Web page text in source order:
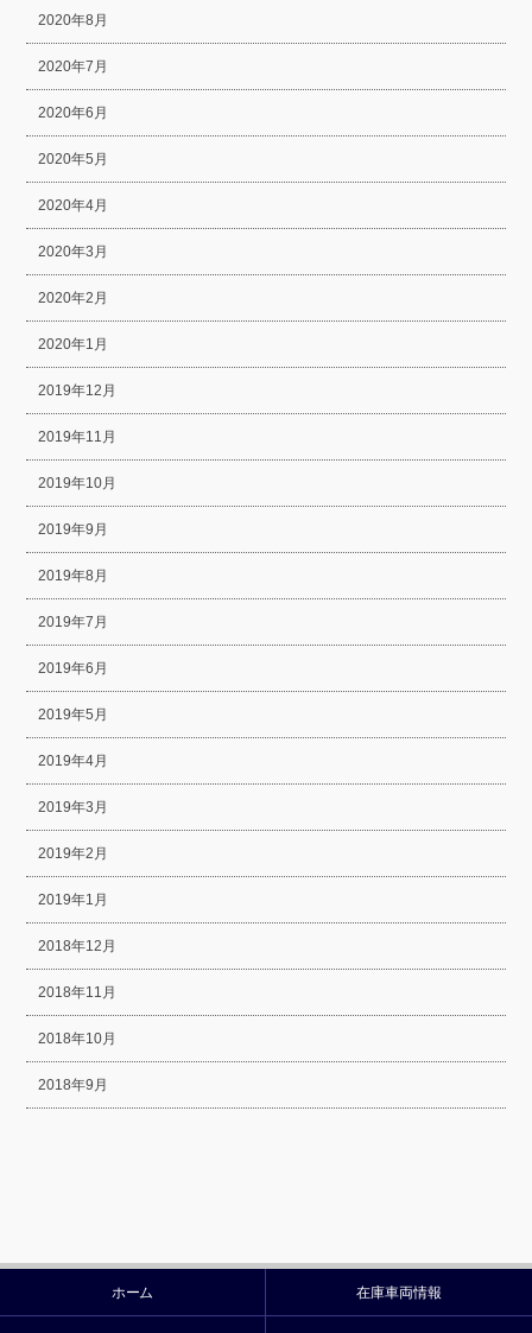
2020年8月
2020年7月
2020年6月
2020年5月
2020年4月
2020年3月
2020年2月
2020年1月
2019年12月
2019年11月
2019年10月
2019年9月
2019年8月
2019年7月
2019年6月
2019年5月
2019年4月
2019年3月
2019年2月
2019年1月
2018年12月
2018年11月
2018年10月
2018年9月
ホーム 在庫車両情報